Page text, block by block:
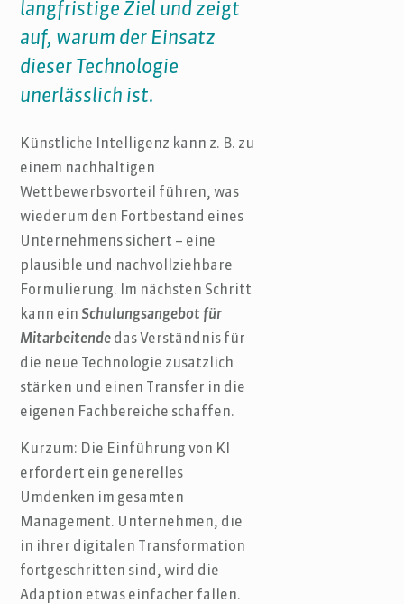
langfristige Ziel und zeigt
auf, warum der Einsatz
dieser Technologie
unerlässlich ist.
Künstliche Intelligenz kann z. B. zu
einem nachhaltigen
Wettbewerbsvorteil führen, was
wiederum den Fortbestand eines
Unternehmens sichert – eine
plausible und nachvollziehbare
Formulierung. Im nächsten Schritt
kann ein Schulungsangebot für
Mitarbeitende das Verständnis für
die neue Technologie zusätzlich
stärken und einen Transfer in die
eigenen Fachbereiche schaffen.
Kurzum: Die Einführung von KI
erfordert ein generelles
Umdenken im gesamten
Management. Unternehmen, die
in ihrer digitalen Transformation
fortgeschritten sind, wird die
Adaption etwas einfacher fallen.